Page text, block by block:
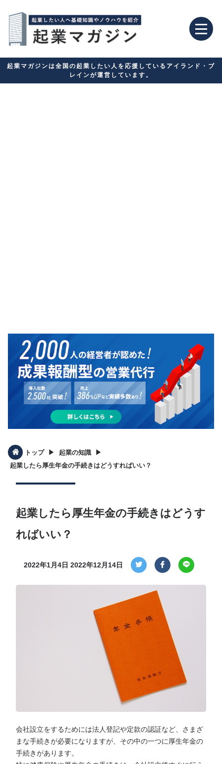
起業マガジンは全国の起業したい人を応援しているアイランド・ブ
レインが運営しています。
トップ ▶︎ 起業の知識 ▶︎
起業したら厚生年金の手続きはどうすればいい？
起業したら厚生年金の手続きはどうす
ればいい？
2022年1月4日 2022年12月14日
会社設立をするためには法人登記や定款の認証など、さまざ
まな手続きが必要になりますが、その中の一つに厚生年金の
手続きがあります。